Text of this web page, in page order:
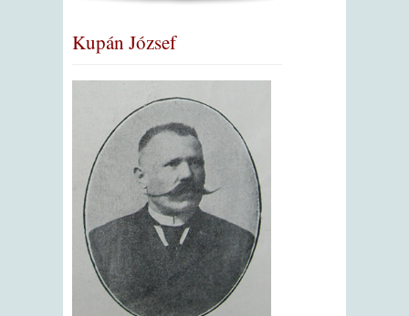
Kupán József